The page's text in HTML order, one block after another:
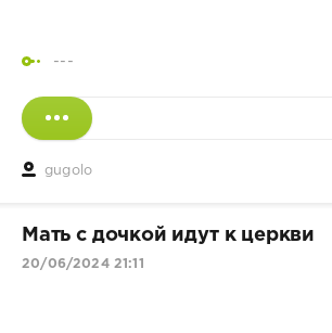
---
gugolo
Мать с дочкой идут к церкви
20/06/2024 21:11